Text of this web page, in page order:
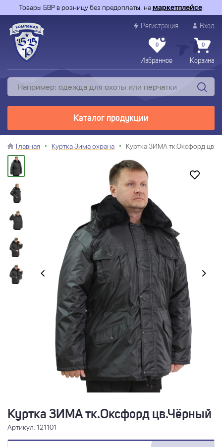
Товары БВР в розницу без предоплаты, намаркетплейсе.
Регистрация Вход
0
Избранное
0
Корзина
Каталог продукции
Главная Куртка Зима охрана Куртка ЗИМА тк.Оксфорд
Куртка ЗИМА тк.Оксфорд цв.Чёрный
Артикул: 121101